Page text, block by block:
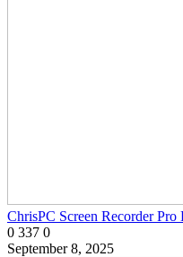
ChrisPC Screen Recorder
0 337 0
September 8, 2025